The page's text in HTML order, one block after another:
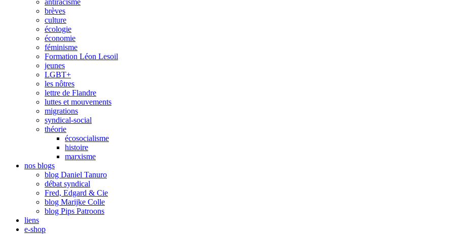
antiracisme
brèves
culture
écologie
économie
féminisme
Formation Léon Lesoil
jeunes
LGBT+
les nôtres
lettre de Flandre
luttes et mouvements
migrations
syndical-social
théorie
écosocialisme
histoire
marxisme
nos blogs
blog Daniel Tanuro
débat syndical
Fred, Edgard & Cie
blog Marijke Colle
blog Pips Patroons
liens
e-shop